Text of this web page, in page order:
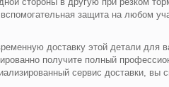
защита на любом
доставку этой детали для
получите полный
сервис доставки, вы